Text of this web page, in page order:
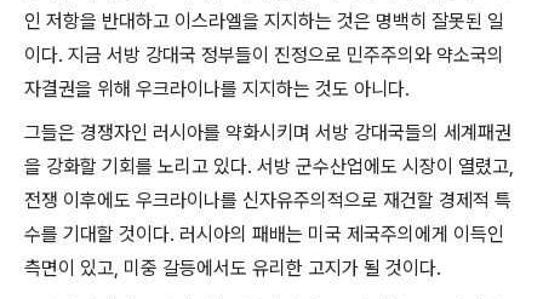
인 저항을 반대하고 이스라엘을 지지하는 것은 명백히 잘못된 일
이다. 지금 서방 강대국 정부들이 진정으로 민주주의와 약소국의
자결권을 위해 우크라이나를 지지하는 것도 아니다.
그들은 경쟁자인 러시아를 약화시키며 서방 강대국들의 세계패권
을 강화할 기회를 노리고 있다. 서방 군수산업에도 시장이 열렸고,
전쟁 이후에도 우크라이나를 신자유주의적으로 재건할 경제적 특
수를 기대할 것이다. 러시아의 패배는 미국 제국주의에게 이득인
측면이 있고, 미중 갈등에서도 유리한 고지가 될 것이다.